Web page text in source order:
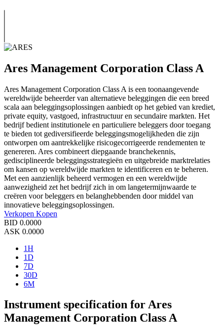
Ares Management Corporation Class A
Ares Management Corporation Class A is een toonaangevende
wereldwijde beheerder van alternatieve beleggingen die een breed
scala aan beleggingsoplossingen aanbiedt op het gebied van krediet,
private equity, vastgoed, infrastructuur en secundaire markten. Het
bedrijf bedient institutionele en particuliere beleggers door toegang
te bieden tot gediversifieerde beleggingsmogelijkheden die zijn
ontworpen om aantrekkelijke risicogecorrigeerde rendementen te
genereren. Ares combineert diepgaande branchekennis,
gedisciplineerde beleggingsstrategieën en uitgebreide marktrelaties
om kansen op wereldwijde markten te identificeren en te beheren.
Met een aanzienlijk beheerd vermogen en een wereldwijde
aanwezigheid zet het bedrijf zich in om langetermijnwaarde te
creëren voor beleggers en belanghebbenden door middel van
innovatieve beleggingsoplossingen.
Verkopen Kopen
BID 0.0000
ASK 0.0000
1H
1D
7D
30D
6M
Instrument specification for Ares
Management Corporation Class A